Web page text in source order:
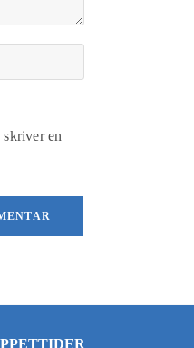
skriver en